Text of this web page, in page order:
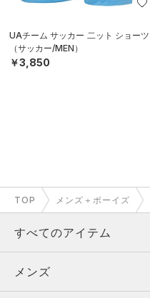
UAチーム サッカー 二ット ショーツ
（サッカー/MEN）
￥3,850
TOP メンズ＋ボーイズ
すべてのアイテム
メンズ
メンズ